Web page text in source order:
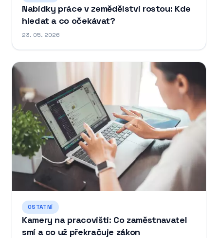
Nabídky práce v zemědělství rostou: Kde
hledat a co očekávat?
23. 05. 2026
OSTATNÍ
Kamery na pracovišti: Co zaměstnavatel
smí a co už překračuje zákon